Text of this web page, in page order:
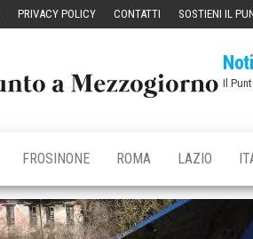
PRIVACY POLICY CONTATTI SOSTIENI IL
Il
FROSINONE ROMA LAZIO